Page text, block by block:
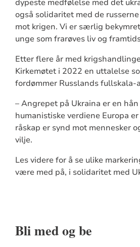
dypeste medfølelse med det
også solidaritet med de
mot krigen. Vi er særlig
unge som frarøves liv og
Etter flere år med
Kirkemøtet i 2022 en uttalelse
fordømmer Russlands fullskala-
– Angrepet på Ukraina er en
humanistiske verdiene Europa
råskap er synd mot mennesker
vilje.
Les videre for å se ulike
være med på, i solidaritet med
Bli med og be